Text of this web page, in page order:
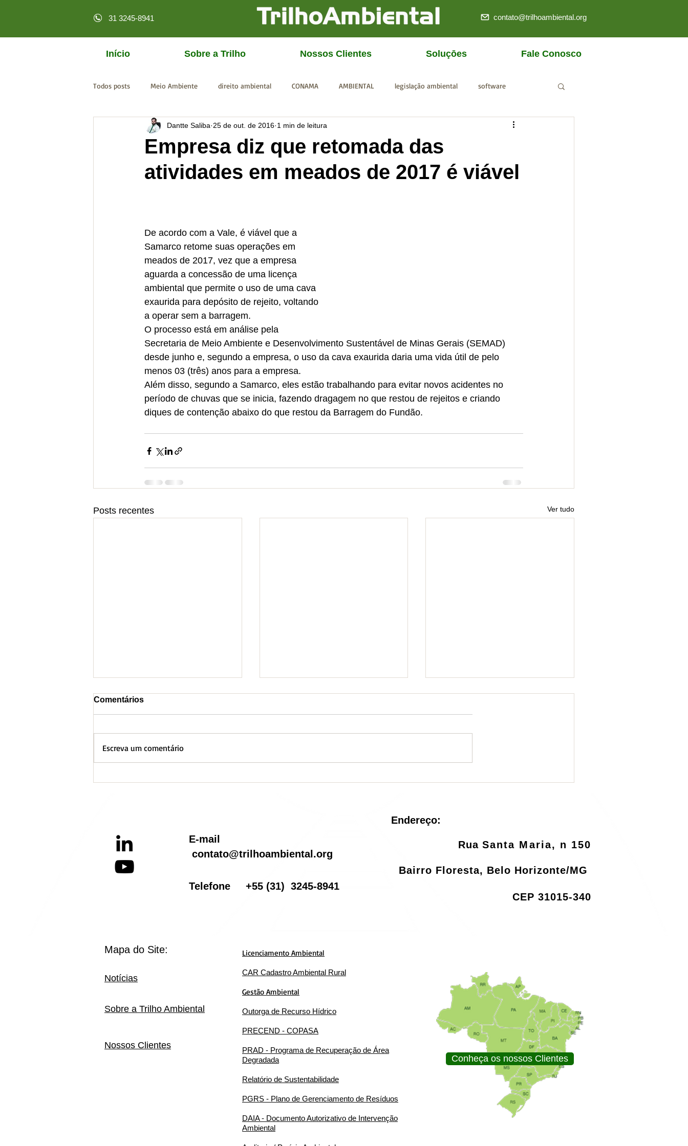
31 3245-8941 contato@trilhoambiental.org
Início Sobre a Trilho Nossos Clientes Soluçōes Fale Conosco
Todos posts Meio Ambiente direito ambiental CONAMA AMBIENTAL legislação ambiental software
licenciamento online MPF CGU IBAMA SISEMA
Empresa diz que retomada das
atividades em meados de 2017 é viável
Dantte Saliba 25 de out. de 2016 1 min de leitura
De acordo com a Vale, é viável que a
Samarco retome suas operações em
meados de 2017, vez que a empresa
aguarda a concessão de uma licença
ambiental que permite o uso de uma cava
exaurida para depósito de rejeito, voltando
a operar sem a barragem.
O processo está em análise pela
Secretaria de Meio Ambiente e Desenvolvimento Sustentável de Minas Gerais (SEMAD)
desde junho e, segundo a empresa, o uso da cava exaurida daria uma vida útil de pelo
menos 03 (três) anos para a empresa.
Além disso, segundo a Samarco, eles estão trabalhando para evitar novos acidentes no
período de chuvas que se inicia, fazendo dragagem no que restou de rejeitos e criando
diques de contenção abaixo do que restou da Barragem do Fundão.
Posts recentes Ver tudo
Comentários
Escreva um comentário
E-mail
contato@trilhoambiental.org
Telefone +55 (31) 3245-8941
Endereço:
RuaSanta Maria, n 150
Bairro Floresta, Belo Horizonte/MG
CEP 31015-340
Sobre a Trilho Ambiental
Notícias
Nossos Clientes
Mapa do Site: Licenciamento Ambiental
CAR Cadastro Ambiental Rural
Gestão Ambiental
Outorga de Recurso Hídrico
PRECEND - COPASA
PRAD - Programa de Recuperação de Área
Degradada
Relatório de Sustentabilidade
PGRS - Plano de Gerenciamento de Resíduos
DAIA - Documento Autorizativo de Intervenção
Ambiental
Conheça os nossos Clientes